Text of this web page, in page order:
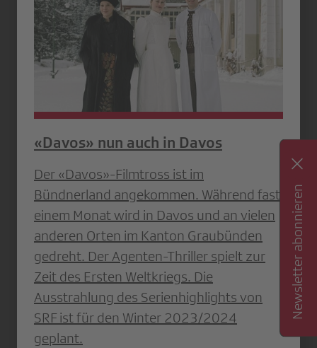
«Davos» nun auch in Davos
Der «Davos»-Filmtross ist im
Bündnerland angekommen. Während fast
einem Monat wird in Davos und an vielen
anderen Orten im Kanton Graubünden
gedreht. Der Agenten-Thriller spielt zur
Zeit des Ersten Weltkriegs. Die
Ausstrahlung des Serienhighlights von
SRF ist für den Winter 2023/2024
geplant.
Newsletter abonnieren